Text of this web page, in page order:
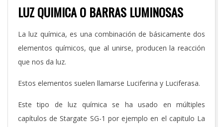
LUZ QUIMICA O BARRAS LUMINOSAS
La luz química, es una combinación de básicamente dos
elementos químicos, que al unirse, producen la reacción
que nos da luz.
Estos elementos suelen llamarse Luciferina y Luciferasa.
Este tipo de luz química se ha usado en múltiples
capítulos de Stargate SG-1 por ejemplo en el capitulo La